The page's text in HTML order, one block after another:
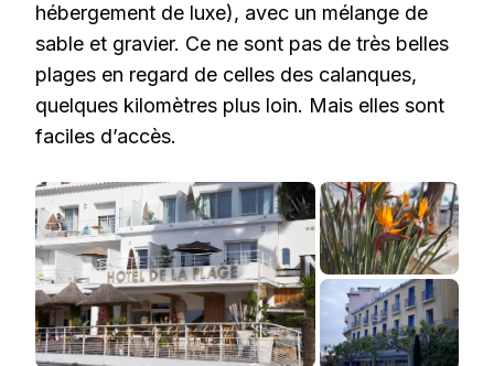
hébergement de luxe), avec un mélange de
sable et gravier. Ce ne sont pas de très belles
plages en regard de celles des calanques,
quelques kilomètres plus loin. Mais elles sont
faciles d’accès.